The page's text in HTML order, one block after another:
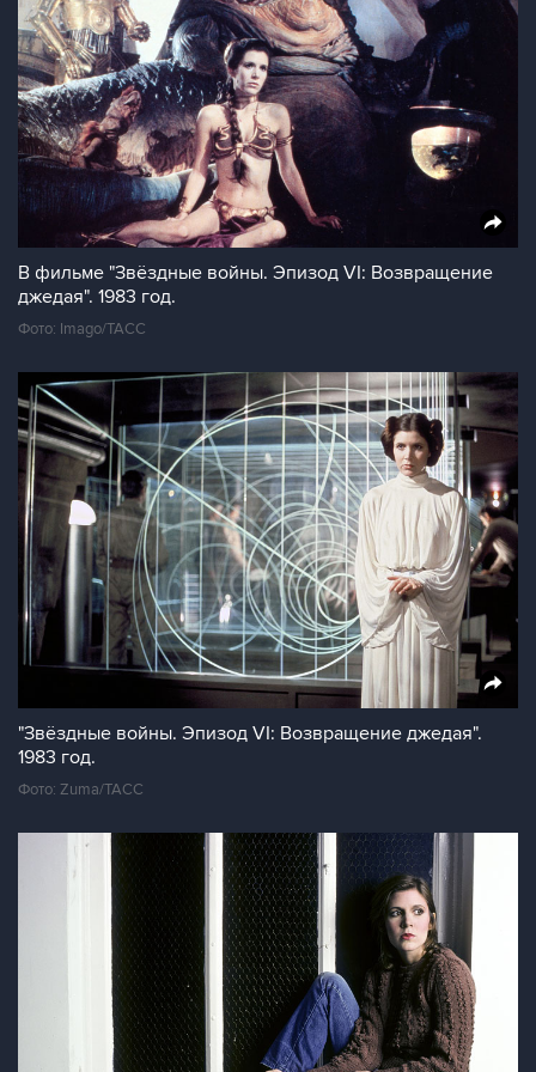
В фильме "Звёздные войны. Эпизод VI: Возвращение
джедая". 1983 год.
Фото: Imago/ТАСС
"Звёздные войны. Эпизод VI: Возвращение джедая".
1983 год.
Фото: Zuma/ТАСС